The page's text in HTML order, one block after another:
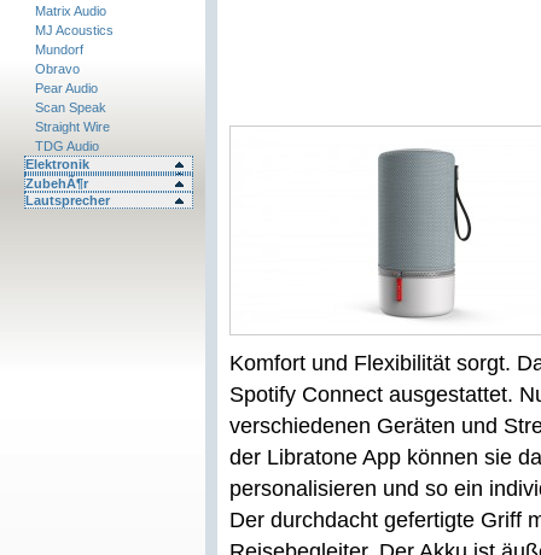
Matrix Audio
MJ Acoustics
Mundorf
Obravo
Pear Audio
Scan Speak
Straight Wire
TDG Audio
Elektronik
ZubehÃ¶r
Lautsprecher
Komfort und Flexibilität sorgt.
Spotify Connect ausgestattet.
verschiedenen Geräten und
der Libratone App können sie
personalisieren und so ein
Der durchdacht gefertigte Griff